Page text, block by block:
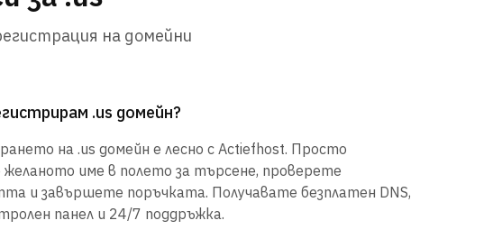
на домейни
.us домейн?
на .us домейн е лесно с Actiefhost. Просто
име в полето за търсене, проверете
и завършете поръчката. Получавате безплатен DNS,
панел и 24/7 поддръжка.